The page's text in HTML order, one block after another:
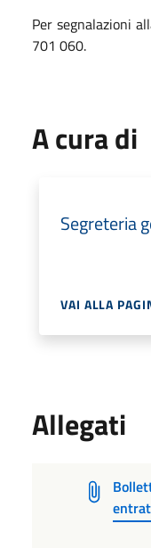
Per segnalazioni
701 060.
A cura di
Segreteria
VAI ALLA
Allegati